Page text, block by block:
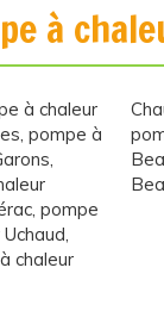
à
à chaleur
, pompe à
,
, pompe
,
chaleur